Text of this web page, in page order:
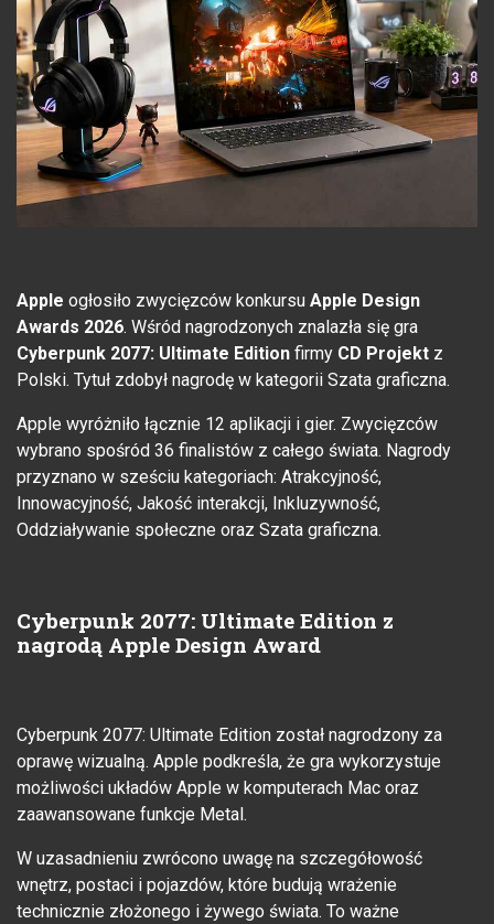
Apple ogłosiło zwycięzców konkursu Apple Design
Awards 2026. Wśród nagrodzonych znalazła się gra
Cyberpunk 2077: Ultimate Edition firmy CD Projekt z
Polski. Tytuł zdobył nagrodę w kategorii Szata graficzna.
Apple wyróżniło łącznie 12 aplikacji i gier. Zwycięzców
wybrano spośród 36 finalistów z całego świata. Nagrody
przyznano w sześciu kategoriach: Atrakcyjność,
Innowacyjność, Jakość interakcji, Inkluzywność,
Oddziaływanie społeczne oraz Szata graficzna.
Cyberpunk 2077: Ultimate Edition z
nagrodą Apple Design Award
Cyberpunk 2077: Ultimate Edition został nagrodzony za
oprawę wizualną. Apple podkreśla, że gra wykorzystuje
możliwości układów Apple w komputerach Mac oraz
zaawansowane funkcje Metal.
W uzasadnieniu zwrócono uwagę na szczegółowość
wnętrz, postaci i pojazdów, które budują wrażenie
technicznie złożonego i żywego świata. To ważne